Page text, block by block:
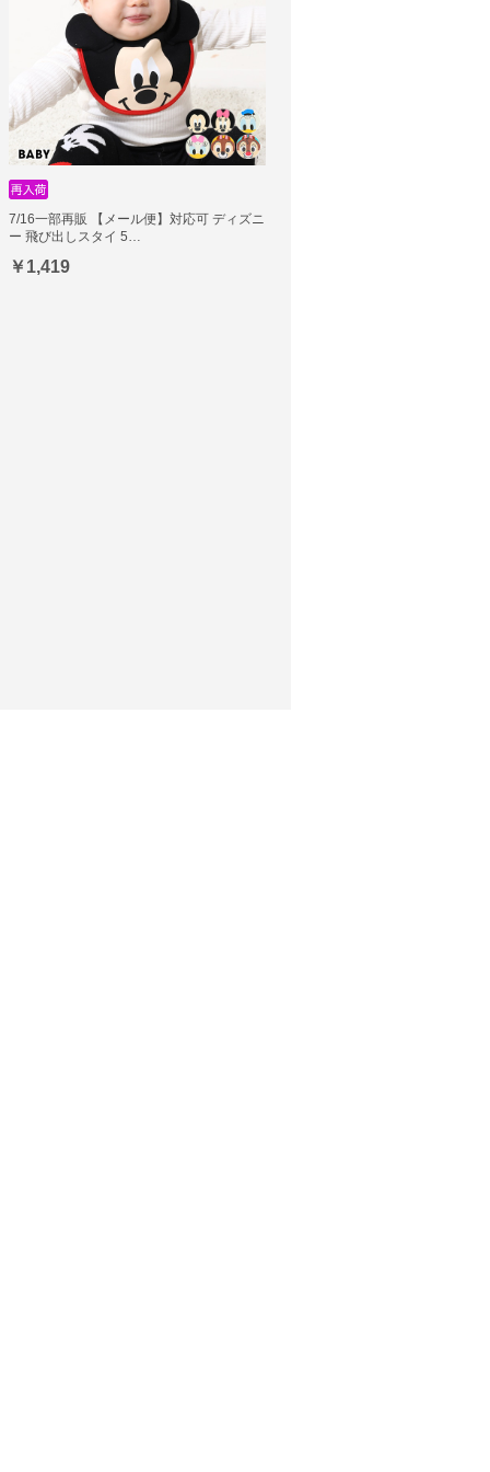
7/16一部再販 【メール便】対応可 ディズニ
ー 飛び出しスタイ 5…
￥1,419